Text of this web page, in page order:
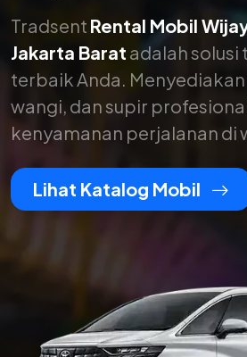
Tradsent Rental Mobil
Jakarta Barat adalah
terbaik Anda.
wangi, dan supir
kenyamanan perjalanan di
Lihat Katalog Mobil